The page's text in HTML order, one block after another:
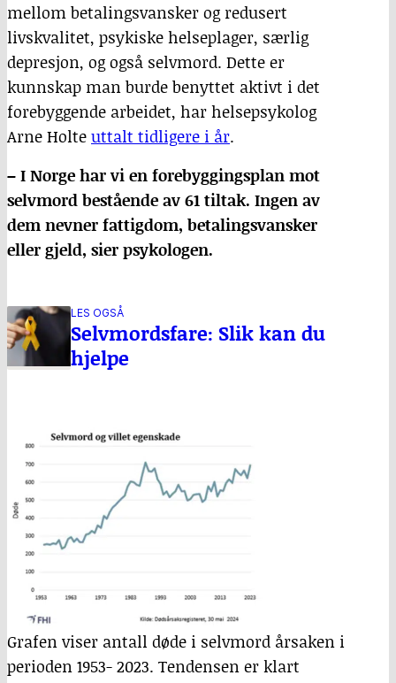
mellom betalingsvansker og redusert
livskvalitet, psykiske helseplager, særlig
depresjon, og også selvmord. Dette er
kunnskap man burde benyttet aktivt i det
forebyggende arbeidet, har helsepsykolog
Arne Holteuttalt tidligere i år.
– I Norge har vi en forebyggingsplan mot
selvmord bestående av 61 tiltak. Ingen av
dem nevner fattigdom, betalingsvansker
eller gjeld, sier psykologen.
LES OGSÅ
Selvmordsfare: Slik kan du
hjelpe
Grafen viser antall døde i selvmord årsaken i
perioden 1953- 2023. Tendensen er klart